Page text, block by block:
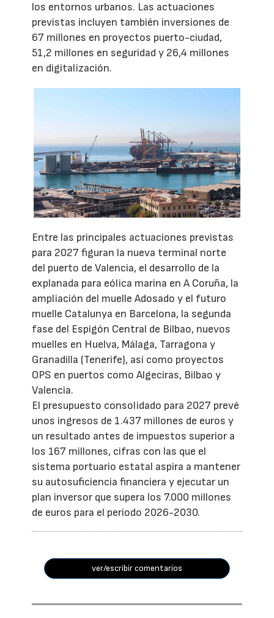
los entornos urbanos. Las actuaciones
previstas incluyen también inversiones de
67 millones en proyectos puerto-ciudad,
51,2 millones en seguridad y 26,4 millones
en digitalización.
Entre las principales actuaciones previstas
para 2027 figuran la nueva terminal norte
del puerto de Valencia, el desarrollo de la
explanada para eólica marina en A Coruña, la
ampliación del muelle Adosado y el futuro
muelle Catalunya en Barcelona, la segunda
fase del Espigón Central de Bilbao, nuevos
muelles en Huelva, Málaga, Tarragona y
Granadilla (Tenerife), así como proyectos
OPS en puertos como Algeciras, Bilbao y
Valencia.
El presupuesto consolidado para 2027 prevé
unos ingresos de 1.437 millones de euros y
un resultado antes de impuestos superior a
los 167 millones, cifras con las que el
sistema portuario estatal aspira a mantener
su autosuficiencia financiera y ejecutar un
plan inversor que supera los 7.000 millones
de euros para el periodo 2026-2030.
ver/escribir comentarios